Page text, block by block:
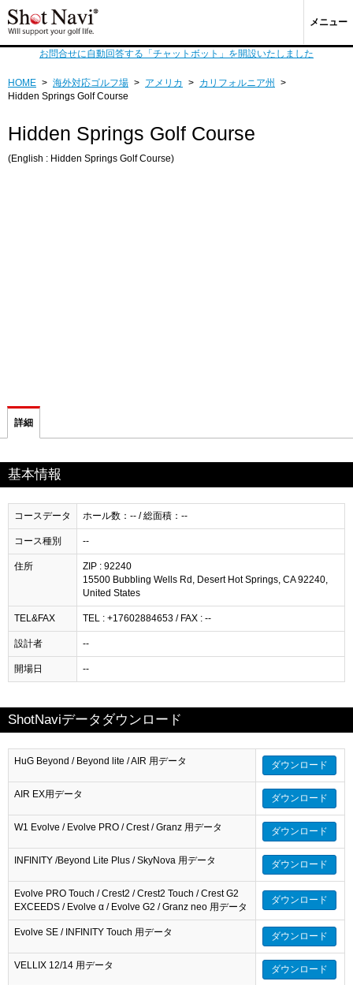
メニュー
お問合せに自動回答する「チャットボット」を開設いたしました
HOME > 海外対応ゴルフ場 > アメリカ > カリフォルニア州
>
Hidden Springs Golf Course
Hidden Springs Golf Course
(English : Hidden Springs Golf Course)
詳細
基本情報
コースデータ ホール数：-- / 総面積：--
コース種別 --
住所
ZIP : 92240
15500 Bubbling Wells Rd, Desert Hot Springs, CA 92240,
United States
TEL&FAX TEL : +17602884653 / FAX : --
設計者 --
開場日 --
ShotNaviデータダウンロード
HuG Beyond / Beyond lite / AIR 用データ ダウンロード
AIR EX用データ ダウンロード
W1 Evolve / Evolve PRO / Crest / Granz 用データ ダウンロード
INFINITY /Beyond Lite Plus / SkyNova 用データ ダウンロード
Evolve PRO Touch / Crest2 / Crest2 Touch / Crest G2
EXCEEDS / Evolve α / Evolve G2 / Granz neo 用データ
ダウンロード
Evolve SE / INFINITY Touch 用データ ダウンロード
VELLIX 12/14 用データ ダウンロード